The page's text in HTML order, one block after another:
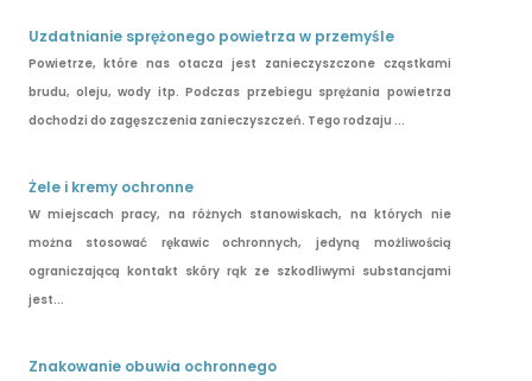
Uzdatnianie sprężonego powietrza w przemyśle
Powietrze, które nas otacza jest zanieczyszczone cząstkami
brudu, oleju, wody itp. Podczas przebiegu sprężania powietrza
dochodzi do zagęszczenia zanieczyszczeń. Tego rodzaju ...
Żele i kremy ochronne
W miejscach pracy, na różnych stanowiskach, na których nie
można stosować rękawic ochronnych, jedyną możliwością
ograniczającą kontakt skóry rąk ze szkodliwymi substancjami
jest...
Znakowanie obuwia ochronnego